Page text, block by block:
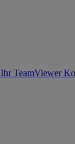
TeamViewer